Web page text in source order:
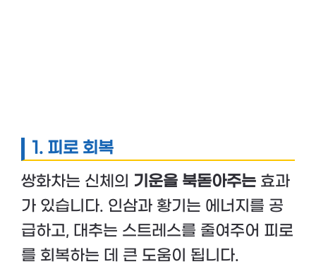
1. 피로 회복
쌍화차는 신체의 기운을 북돋아주는 효과
가 있습니다. 인삼과 황기는 에너지를 공
급하고, 대추는 스트레스를 줄여주어 피로
를 회복하는 데 큰 도움이 됩니다.